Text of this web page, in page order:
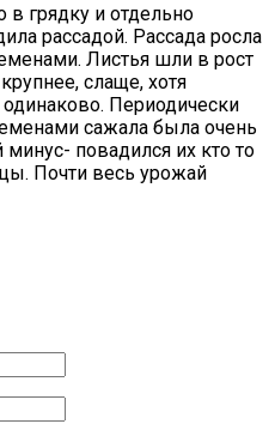
в грядку и отдельно
рассадой. Рассада росла
Листья шли в рост
слаще, хотя
Периодически
сажала была очень
повадился их кто то
Почти весь урожай